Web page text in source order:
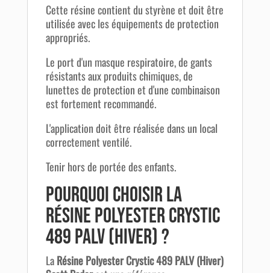
Cette résine contient du styrène et doit être
utilisée avec les équipements de protection
appropriés.
Le port d'un masque respiratoire, de gants
résistants aux produits chimiques, de
lunettes de protection et d'une combinaison
est fortement recommandé.
L'application doit être réalisée dans un local
correctement ventilé.
Tenir hors de portée des enfants.
Pourquoi choisir la
Résine Polyester Crystic
489 PALV (Hiver) ?
LaRésine Polyester Crystic 489 PALV (Hiver)